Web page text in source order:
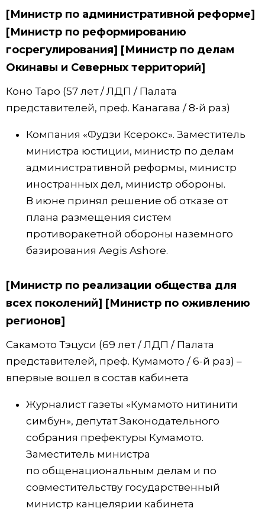
[Министр по административной реформе]
[Министр по реформированию
госрегулирования] [Министр по делам
Окинавы и Северных территорий]
Коно Таро (57 лет / ЛДП / Палата
представителей, преф. Канагава / 8-й раз)
Компания «Фудзи Ксерокс». Заместитель
министра юстиции, министр по делам
административной реформы, министр
иностранных дел, министр обороны.
В июне принял решение об отказе от
плана размещения систем
противоракетной обороны наземного
базирования Aegis Ashore.
[Министр по реализации общества для
всех поколений] [Министр по оживлению
регионов]
Сакамото Тэцуси (69 лет / ЛДП / Палата
представителей, преф. Кумамото / 6-й раз) –
впервые вошел в состав кабинета
Журналист газеты «Кумамото нитинити
симбун», депутат Законодательного
собрания префектуры Кумамото.
Заместитель министра
по общенациональным делам и по
совместительству государственный
министр канцелярии кабинета